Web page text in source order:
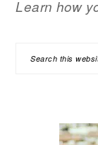
Learn how
Search